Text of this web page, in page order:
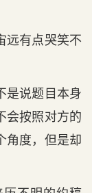
远有点哭笑不
是说题目本身
会按照对方的
角度，但是却